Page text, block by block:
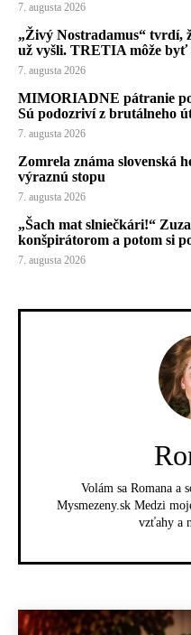
7. augusta 2026
„Živý Nostradamus“ tvrdí,
už vyšli. TRETIA môže byť
7. augusta 2026
MIMORIADNE pátranie
Sú podozriví z brutálneho
7. augusta 2026
Zomrela známa slovenská
výraznú stopu
7. augusta 2026
„Šach mat slniečkári!“
konšpirátorom a potom si
7. augusta 2026
Volám sa Romana a
Mysmezeny.sk Medzi
vzťahy a